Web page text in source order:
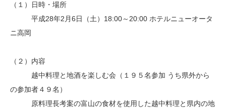
（１）日時・場所
平成28年2月6日（土）18:00～20:00 ホテルニューオータ
ニ高岡
（２）内容
越中料理と地酒を楽しむ会（１９５名参加 うち県外から
の参加者４９名）
原料理長考案の富山の食材を使用した越中料理と県内の地